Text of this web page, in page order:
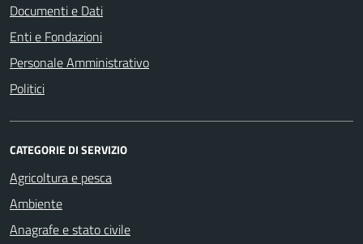
Documenti e Dati
Enti e Fondazioni
Personale Amministrativo
Politici
CATEGORIE DI SERVIZIO
Agricoltura e pesca
Ambiente
Anagrafe e stato civile